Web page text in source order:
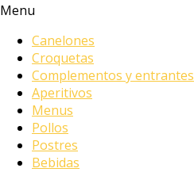
Menu
Canelones
Croquetas
Complementos y entrantes
Aperitivos
Menus
Pollos
Postres
Bebidas